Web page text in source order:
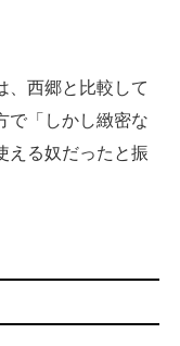
西郷と比較して
で「しかし緻密な
える奴だったと振